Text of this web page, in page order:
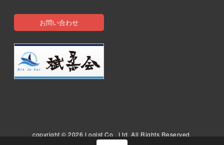
お問い合わせ
copyright © 2026 Logist Co., Ltd. All Rights Reserved.